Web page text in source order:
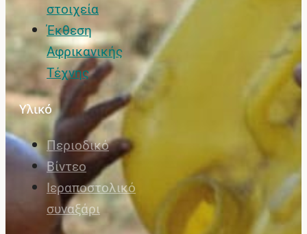
στοιχεία
Έκθεση
Αφρικανικής
Τέχνης
Υλικό
Περιοδικό
Βίντεο
Ιεραποστολικό
συναξάρι